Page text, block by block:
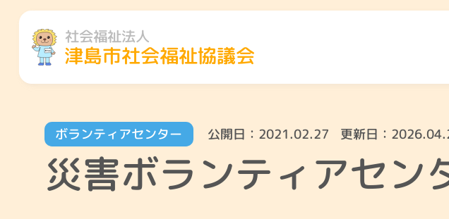
社会福祉法人
津島市社会福祉協議会
ボランティアセンター 公開日： 2021.02.27 更新日：
災害ボランティアセン